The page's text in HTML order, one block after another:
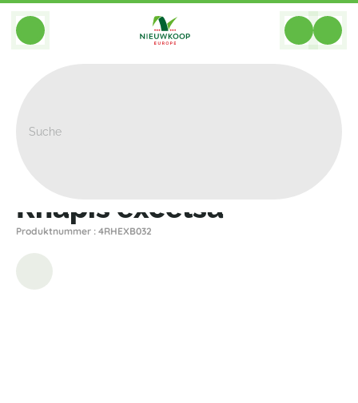
BACK
Rhapis excelsa
Produktnummer : 4RHEXB032